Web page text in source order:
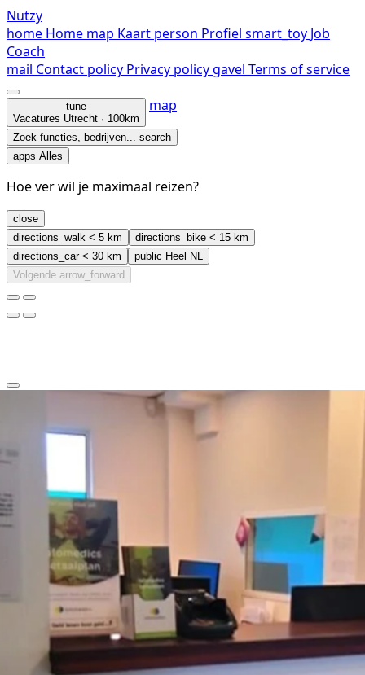
Nutzy
home Home map Kaart person Profiel smart_toy Job
Coach
mail Contact policy Privacy policygavel Terms of service
tune
Vacatures Utrecht · 100km
map
Zoek functies, bedrijven... search
apps Alles
Hoe ver wil je maximaal reizen?
close
directions_walk < 5 km directions_bike < 15 km
directions_car< 30 km public Heel NL
Volgende arrow_forward
arrow_back_ios_new